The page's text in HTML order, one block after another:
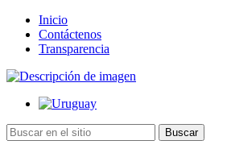
Inicio
Contáctenos
Transparencia